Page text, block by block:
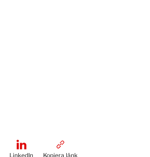
LinkedIn Kopiera länk